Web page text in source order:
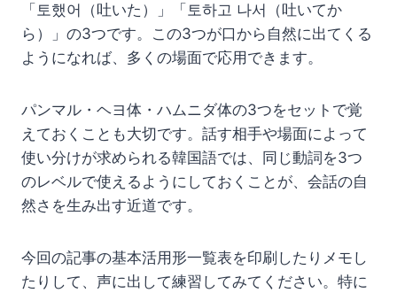
「토했어（吐いた）」「토하고 나서（吐いてか
ら）」の3つです。この3つが口から自然に出てくる
ようになれば、多くの場面で応用できます。
パンマル・ヘヨ体・ハムニダ体の3つをセットで覚
えておくことも大切です。話す相手や場面によって
使い分けが求められる韓国語では、同じ動詞を3つ
のレベルで使えるようにしておくことが、会話の自
然さを生み出す近道です。
今回の記事の基本活用形一覧表を印刷したりメモし
たりして、声に出して練習してみてください。特に